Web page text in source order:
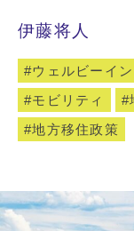
伊藤将人
ウェルビーイ
モビリティ
地方移住政策